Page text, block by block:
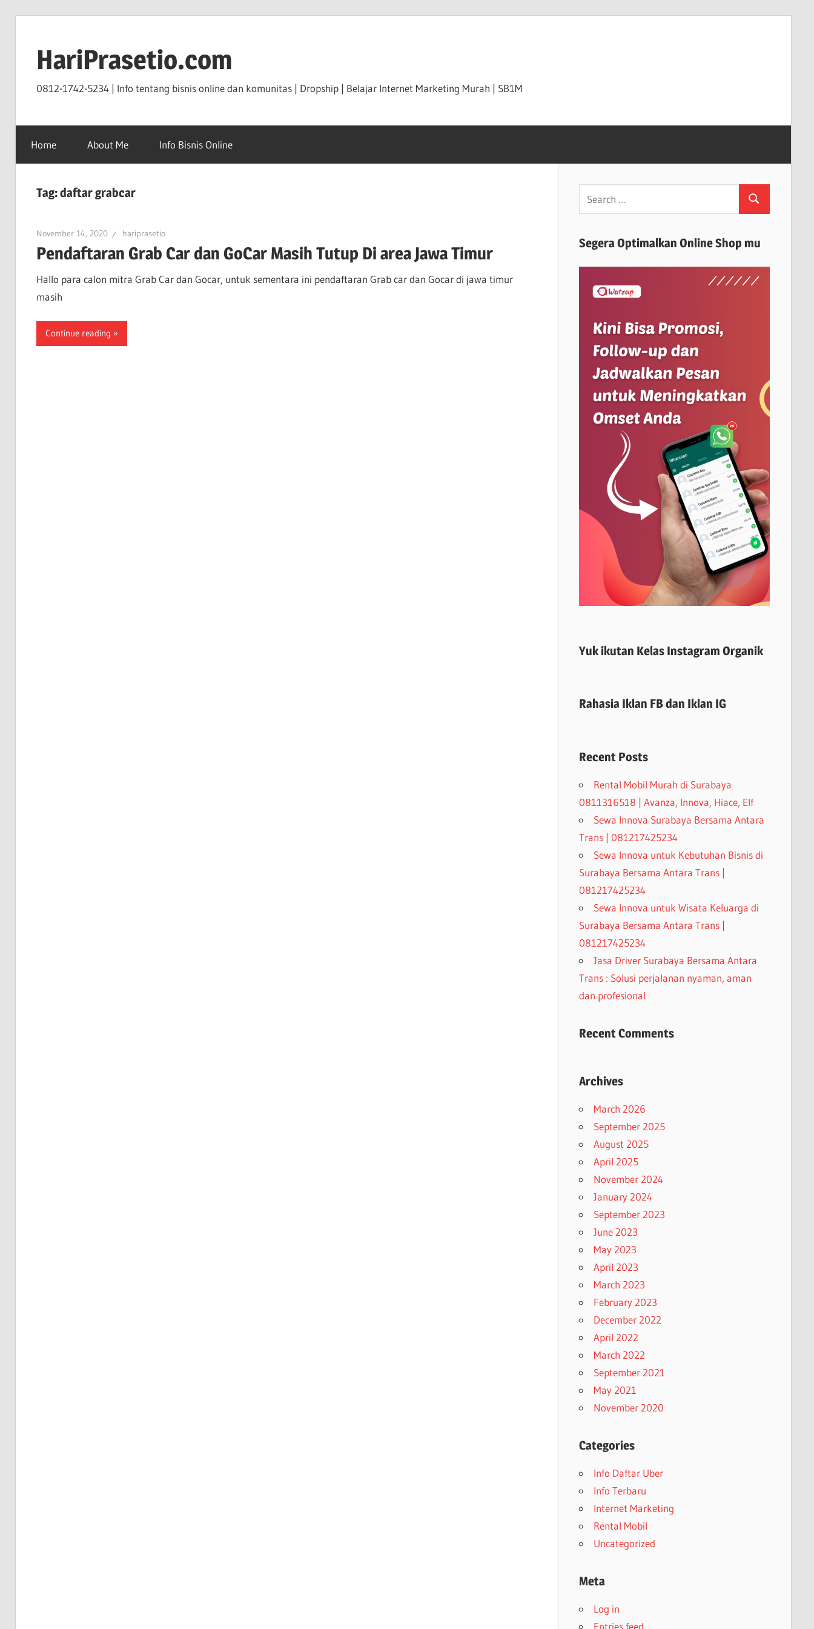
contentHariPrasetio.com
0812-1742-5234 | Info tentang bisnis online dan komunitas | Dropship | Belajar Internet Marketing Murah | SB1M
Home About Me Info Bisnis Online
Tag:daftar grabcar
November 14, 2020 hariprasetio
Pendaftaran Grab Car dan GoCar Masih Tutup Di area Jawa Timur
Hallo para calon mitra Grab Car dan Gocar, untuk sementara ini pendaftaran Grab car dan Gocar di jawa timur
masih
Continue reading
Search
Segera Optimalkan Online Shop mu
Yuk ikutan Kelas Instagram Organik
Rahasia Iklan FB dan Iklan IG
Recent Posts
Rental Mobil Murah di Surabaya
0811316518 | Avanza, Innova, Hiace, Elf
Sewa Innova Surabaya Bersama Antara
Trans | 081217425234
Sewa Innova untuk Kebutuhan Bisnis di
Surabaya Bersama Antara Trans |
081217425234
Sewa Innova untuk Wisata Keluarga di
Surabaya Bersama Antara Trans |
081217425234
Jasa Driver Surabaya Bersama Antara
Trans : Solusi perjalanan nyaman, aman
dan profesional
Recent Comments
Archives
March 2026
September 2025
August 2025
April 2025
November 2024
January 2024
September 2023
June 2023
May 2023
April 2023
March 2023
February 2023
December 2022
April 2022
March 2022
September 2021
May 2021
November 2020
Categories
Info Daftar Uber
Info Terbaru
Internet Marketing
Rental Mobil
Uncategorized
Meta
Log in
Entries feed